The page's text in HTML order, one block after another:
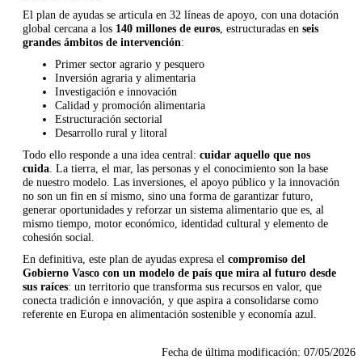
El plan de ayudas se articula en 32 líneas de apoyo, con una dotación
global cercana a los 140 millones de euros , estructuradas en seis
grandes ámbitos de intervención:
Primer sector agrario y pesquero
Inversión agraria y alimentaria
Investigación e innovación
Calidad y promoción alimentaria
Estructuración sectorial
Desarrollo rural y litoral
Todo ello responde a una idea central: cuidar aquello que nos
cuida . La tierra, el mar, las personas y el conocimiento son la base
de nuestro modelo. Las inversiones, el apoyo público y la innovación
no son un fin en sí mismo, sino una forma de garantizar futuro,
generar oportunidades y reforzar un sistema alimentario que es, al
mismo tiempo, motor económico, identidad cultural y elemento de
cohesión social.
En definitiva, este plan de ayudas expresa el compromiso del
Gobierno Vasco con un modelo de país que mira al futuro desde
sus raíces: un territorio que transforma sus recursos en valor, que
conecta tradición e innovación, y que aspira a consolidarse como
referente en Europa en alimentación sostenible y economía azul.
Fecha de última modificación: 07/05/2026